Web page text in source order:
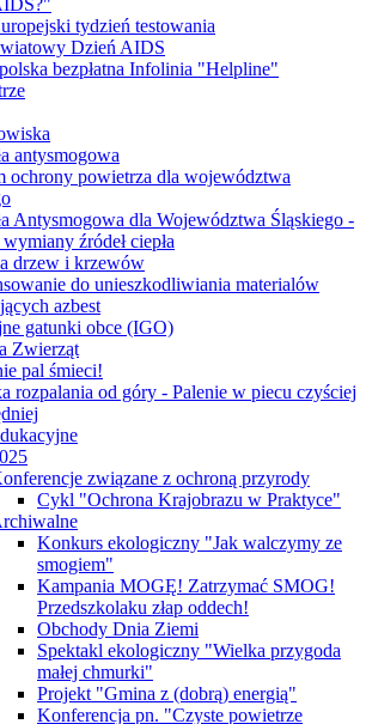
tydzień testowania
Dzień AIDS
bezpłatna Infolinia "Helpline"
antysmogowa
ochrony powietrza dla województwa
Antysmogowa dla Województwa Śląskiego -
źródeł ciepła
drzew i krzewów
do unieszkodliwiania materialów
azbest
gatunki obce (IGO)
Zwierząt
pal śmieci!
rozpalania od góry - Palenie w piecu czyściej
związane z ochroną przyrody
Cykl "Ochrona Krajobrazu w Praktyce"
Konkurs ekologiczny "Jak walczymy ze
smogiem"
Kampania MOGĘ! Zatrzymać SMOG!
Przedszkolaku złap oddech!
Obchody Dnia Ziemi
Spektakl ekologiczny "Wielka przygoda
małej chmurki"
Projekt "Gmina z (dobrą) energią"
Konferencja pn. "Czyste powietrze